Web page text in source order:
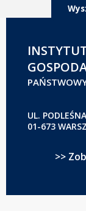
UL.
01-673
>>